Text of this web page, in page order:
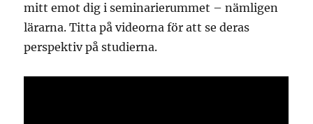
mitt emot dig i seminarierummet – nämligen
lärarna. Titta på videorna för att se deras
perspektiv på studierna.